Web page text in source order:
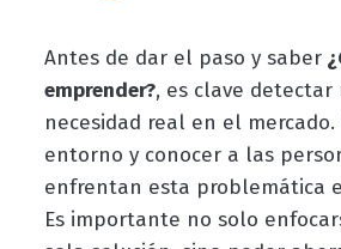
Antes de dar el paso y saber
emprender?, es clave detectar
necesidad real en el
entorno y conocer a las
enfrentan esta problemática
Es importante no solo